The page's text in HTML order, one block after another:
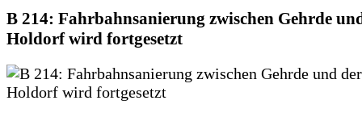
B 214: Fahrbahnsanierung zwischen Gehrde
Holdorf wird fortgesetzt